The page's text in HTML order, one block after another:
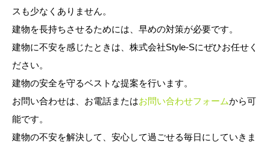
スも少なくありません。
建物を長持ちさせるためには、早めの対策が必要です。
建物に不安を感じたときは、株式会社Style-Sにぜひお任せく
ださい。
建物の安全を守るベストな提案を行います。
お問い合わせは、お電話またはお問い合わせフォームから可
能です。
建物の不安を解決して、安心して過ごせる毎日にしていきま